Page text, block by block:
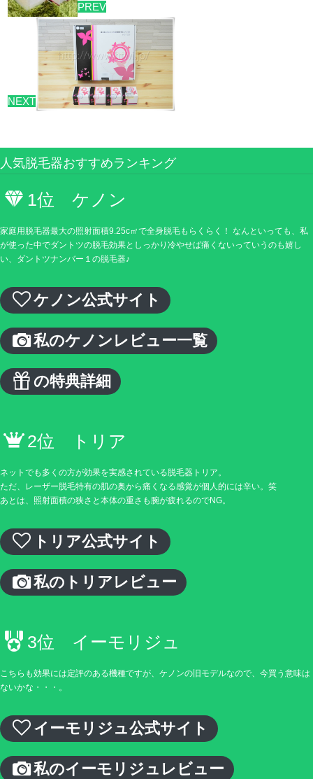
PREV
NEXT
人気脱毛器おすすめランキング
1位 ケノン
家庭用脱毛器最大の照射面積9.25c㎡で全身脱毛もらくらく！ なんといっても、私
が使った中でダントツの脱毛効果としっかり冷やせば痛くないっていうのも嬉し
い、ダントツナンバー１の脱毛器♪
ケノン公式サイト
私のケノンレビュー一覧
の特典詳細
2位 トリア
ネットでも多くの方が効果を実感されている脱毛器トリア。
ただ、レーザー脱毛特有の肌の奥から痛くなる感覚が個人的には辛い。笑
あとは、照射面積の狭さと本体の重さも腕が疲れるのでNG。
トリア公式サイト
私のトリアレビュー
3位 イーモリジュ
こちらも効果には定評のある機種ですが、ケノンの旧モデルなので、今買う意味は
ないかな・・・。
イーモリジュ公式サイト
私のイーモリジュレビュー